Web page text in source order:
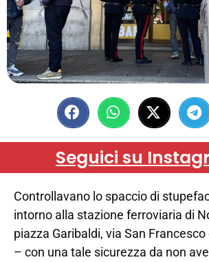
Seguici su
Controllavano lo spaccio di
intorno alla stazione ferroviaria di
piazza Garibaldi, via San
– con una tale sicurezza da non